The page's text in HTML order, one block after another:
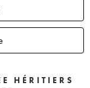
HÉRITIERS